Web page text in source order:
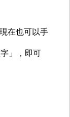
在也可以手
」，即可